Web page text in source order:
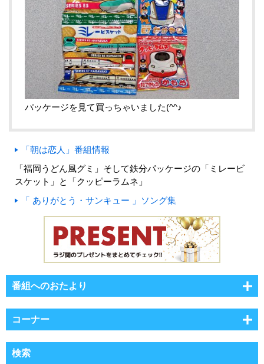
パッケージを見て買っちゃいました(^^♪
「朝は恋人」番組情報
「福岡うどん風グミ」そして鉄分パッケージの「ミレービ
スケット」と「クッピーラムネ」
「 ありがとう・サンキュー 」ソング集
番組へのおたより
コーナー
検索